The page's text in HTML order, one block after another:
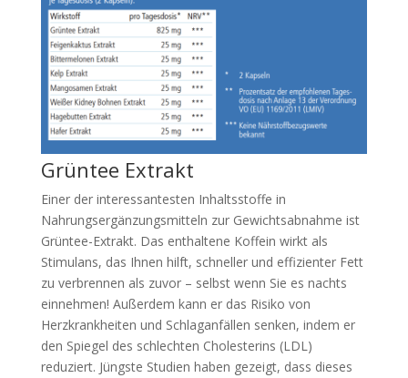
Grüntee Extrakt
Einer der interessantesten Inhaltsstoffe in
Nahrungsergänzungsmitteln zur Gewichtsabnahme ist
Grüntee-Extrakt. Das enthaltene Koffein wirkt als
Stimulans, das Ihnen hilft, schneller und effizienter Fett
zu verbrennen als zuvor – selbst wenn Sie es nachts
einnehmen! Außerdem kann er das Risiko von
Herzkrankheiten und Schlaganfällen senken, indem er
den Spiegel des schlechten Cholesterins (LDL)
reduziert. Jüngste Studien haben gezeigt, dass dieses